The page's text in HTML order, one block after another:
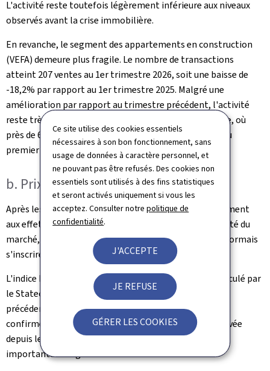
Ce site utilise des cookies essentiels
nécessaires à son bon fonctionnement, sans
usage de données à caractère personnel, et
ne pouvant pas être refusés. Des cookies non
essentiels sont utilisés à des fins statistiques
et seront activés uniquement si vous les
acceptez. Consulter notrepolitique de
confidentialité.
J'ACCEPTE
JE REFUSE
GÉRER LES COOKIES
L'activité reste toutefois légèrement inférieure aux niveaux
observés avant la crise immobilière.
En revanche, le segment des appartements en construction
(VEFA) demeure plus fragile. Le nombre de transactions
atteint 207 ventes au 1er trimestre 2026, soit une baisse de
-18,2% par rapport au 1er trimestre 2025. Malgré une
amélioration par rapport au trimestre précédent, l'activité
reste très inférieure aux niveaux observés avant la crise, où
près de 650 ventes étaient enregistrées en moyenne au
premier trimestre.
b. Prix immobiliers
Après les fluctuations observées en 2025, liées notamment
aux effets des mesures fiscales temporaires sur l'activité du
marché, les prix de vente des logements semblent désormais
s'inscrire dans une phase de stabilisation.
L'indice hédonique des prix de vente des logements calculé par
le Statec progresse
de +0,7% par rapport au trimestre
précédent et de +1,7% sur douze mois. Cette évolution
confirme la stabilisation progressive du marché observée
depuis le début de l'année 2024, après la correction
importante enregistrée en 2023.